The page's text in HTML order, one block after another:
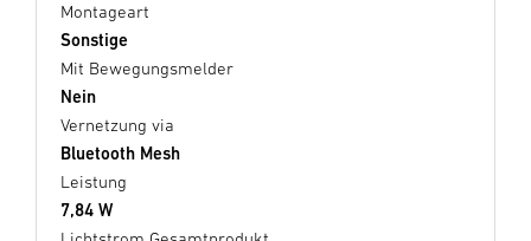
Montageart
Sonstige
Mit Bewegungsmelder
Nein
Vernetzung via
Bluetooth Mesh
Leistung
7,84 W